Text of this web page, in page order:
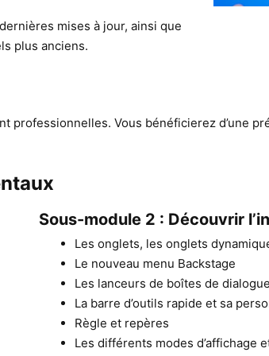
mises à jour, ainsi que
plus anciens.
Vous bénéficierez d’une
Sous-module 2 : Découvrir
Les onglets, les onglets
Le nouveau menu Backstage
Les lanceurs de boîtes de dialogue
La barre d’outils rapide et sa
Règle et repères
Les différents modes d’affichage